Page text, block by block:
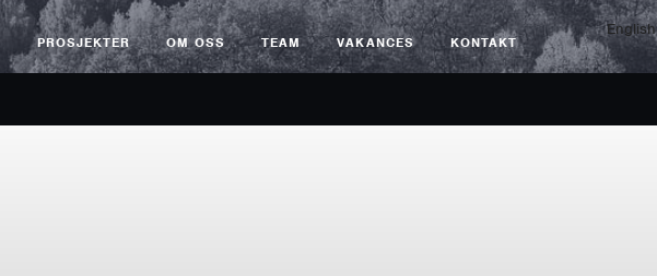
PROSJEKTER OM OSS TEAM VAKANCES KONTAKT
English